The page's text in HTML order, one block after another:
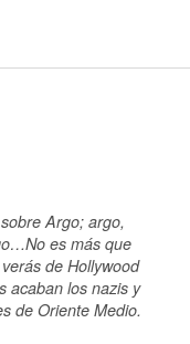
Argo; argo,
es más que
de Hollywood
acaban los nazis y
de Oriente Medio.